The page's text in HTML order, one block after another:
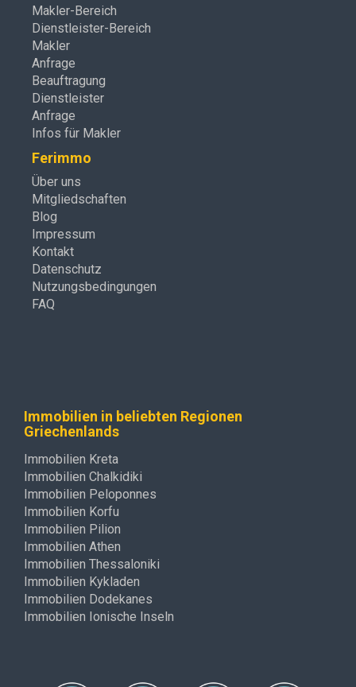
Makler-Bereich
Dienstleister-Bereich
Makler
Anfrage
Beauftragung
Dienstleister
Anfrage
Infos für Makler
Ferimmo
Über uns
Mitgliedschaften
Blog
Impressum
Kontakt
Datenschutz
Nutzungsbedingungen
FAQ
Immobilien in beliebten Regionen
Griechenlands
Immobilien Kreta
Immobilien Chalkidiki
Immobilien Peloponnes
Immobilien Korfu
Immobilien Pilion
Immobilien Athen
Immobilien Thessaloniki
Immobilien Kykladen
Immobilien Dodekanes
Immobilien Ionische Inseln